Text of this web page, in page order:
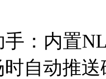
手：内置
自动推